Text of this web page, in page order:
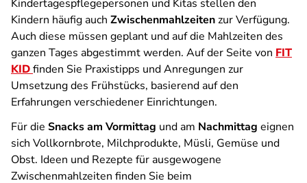
Kindertagespflegepersonen und Kitas stellen den
Kindern häufig auch Zwischenmahlzeitenzur Verfügung.
Auch diese müssen geplant und auf die Mahlzeiten des
ganzen Tages abgestimmt werden. Auf der Seite von FIT
KIDfinden Sie Praxistipps und Anregungen zur
Umsetzung des Frühstücks, basierend auf den
Erfahrungen verschiedener Einrichtungen.
Für die Snacks am Vormittag und am Nachmittag eignen
sich Vollkornbrote, Milchprodukte, Müsli, Gemüse und
Obst. Ideen und Rezepte für ausgewogene
Zwischenmahlzeiten finden Sie beim